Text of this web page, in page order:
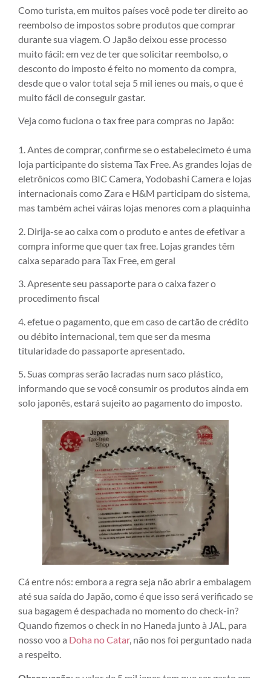
Como turista, em muitos países você pode ter direito ao
reembolso de impostos sobre produtos que comprar
durante sua viagem. O Japão deixou esse processo
muito fácil: em vez de ter que solicitar reembolso, o
desconto do imposto é feito no momento da compra,
desde que o valor total seja 5 mil ienes ou mais, o que é
muito fácil de conseguir gastar.
Veja como fuciona o tax free para compras no Japão:
1. Antes de comprar, confirme se o estabelecimeto é uma
loja participante do sistema Tax Free. As grandes lojas de
eletrônicos como BIC Camera, Yodobashi Camera e lojas
internacionais como Zara e H&M participam do sistema,
mas também achei váiras lojas menores com a plaquinha
2. Dirija-se ao caixa com o produto e antes de efetivar a
compra informe que quer tax free. Lojas grandes têm
caixa separado para Tax Free, em geral
3. Apresente seu passaporte para o caixa fazer o
procedimento fiscal
4. efetue o pagamento, que em caso de cartão de crédito
ou débito internacional, tem que ser da mesma
titularidade do passaporte apresentado.
5. Suas compras serão lacradas num saco plástico,
informando que se você consumir os produtos ainda em
solo japonês, estará sujeito ao pagamento do imposto.
Cá entre nós: embora a regra seja não abrir a embalagem
até sua saída do Japão, como é que isso será verificado se
sua bagagem é despachada no momento do check-in?
Quando fizemos o check in no Haneda junto à JAL, para
nosso voo a Doha no Catar, não nos foi perguntado nada
a respeito.